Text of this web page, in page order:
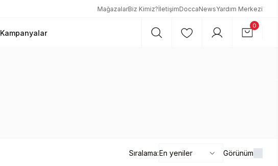
MağazalarBiz Kimiz?İletişimDoccaNewsYardım Merkezi
Kampanyalar
0
Sıralama: Görünüm